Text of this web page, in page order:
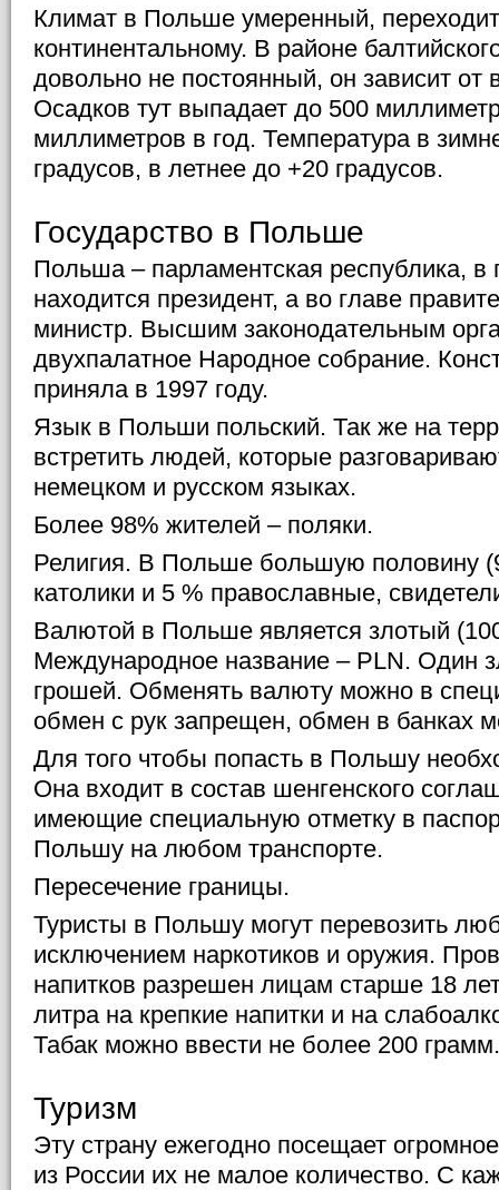
Климат в Польше умеренный, переходит
континентальному. В районе
довольно не постоянный, он зависит
Осадков тут выпадает до 500
миллиметров в год. Температура в
градусов, в летнее до +20 градусов.
Государство в Польше
Польша – парламентская республика, в
находится президент, а во главе
министр. Высшим законодательным
двухпалатное Народное собрание.
приняла в 1997 году.
Язык в Польши польский. Так же на
встретить людей, которые
немецком и русском языках.
Более 98% жителей – поляки.
Религия. В Польше большую половину
католики и 5 % православные,
Валютой в Польше является злотый
Международное название – PLN. Один
грошей. Обменять валюту можно в
обмен с рук запрещен, обмен в банках
Для того чтобы попасть в Польшу
Она входит в состав шенгенского
имеющие специальную отметку в
Польшу на любом транспорте.
Пересечение границы.
Туристы в Польшу могут перевозить
исключением наркотиков и оружия.
напитков разрешен лицам старше 18
литра на крепкие напитки и на
Табак можно ввести не более 200 грамм.
Туризм
Эту страну ежегодно посещает
из России их не малое количество. С